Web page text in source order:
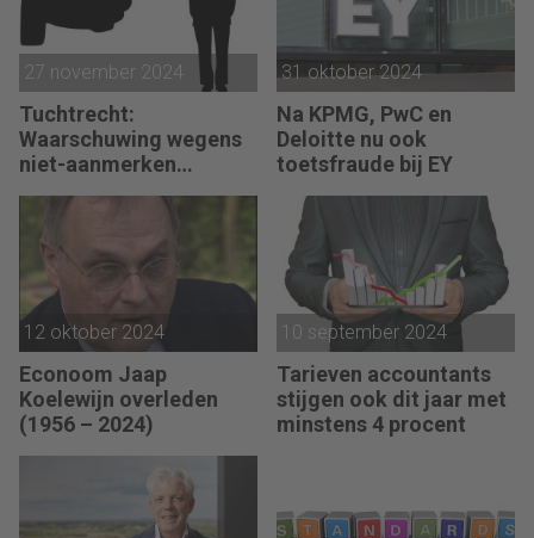
27 november 2024
Tuchtrecht:
Waarschuwing wegens
niet-aanmerken
aangelegenheid’
31 oktober 2024
Na KPMG, PwC en
Deloitte nu ook
toetsfraude bij EY
12 oktober 2024
Econoom Jaap
Koelewijn overleden
(1956 – 2024)
10 september 2024
Tarieven accountants
stijgen ook dit jaar met
minstens 4 procent